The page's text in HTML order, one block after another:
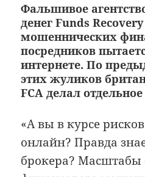
Фальшивое
денег Funds
мошеннических
посредников
интернете. По
этих жуликов
FCA делал
«А вы в курсе
онлайн? Правда
брокера? Масштабы